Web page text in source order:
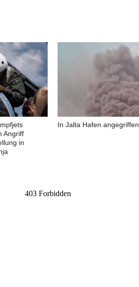
Angriff
in
In Jalta Hafen angegriffen